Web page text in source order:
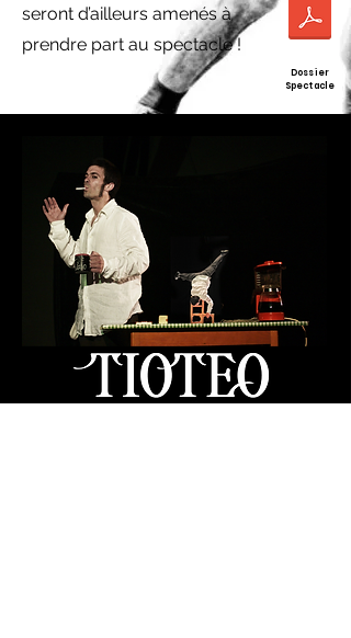
seront d’ailleurs amenés à
prendre part au spectacle !
Dossier
Spectacle